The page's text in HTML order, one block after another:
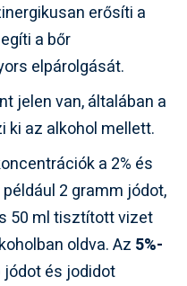
erősíti a
a bőr
elpárolgását.
jelen van, általában a
ki az alkohol mellett.
a 2% és
például 2 gramm jódot,
50 ml tisztított vizet
oldva. Az 5%-
és jodidot